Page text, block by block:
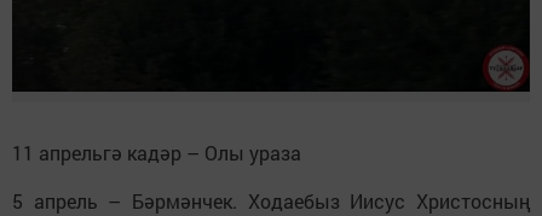
11 апрельгә кадәр – Олы ураза
5 апрель – Бәрмәнчек. Ходаебыз Иисус Христосның